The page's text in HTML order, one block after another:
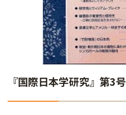
『国際日本学研究』第3号